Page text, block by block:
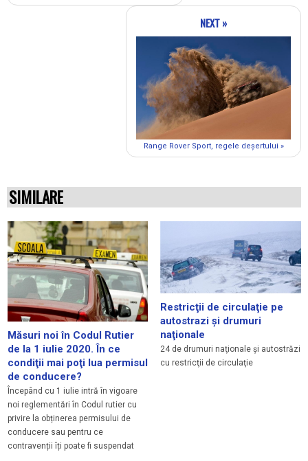
NEXT »
Range Rover Sport, regele deşertului »
SIMILARE
Măsuri noi în Codul Rutier
de la 1 iulie 2020. În ce
condiţii mai poţi lua permisul
de conducere?
Începând cu 1 iulie intră în vigoare
noi reglementări în Codul rutier cu
privire la obținerea permisului de
conducere sau pentru ce
contravenții îți poate fi suspendat
Restricţii de circulaţie pe
autostrazi şi drumuri
naţionale
24 de drumuri naţionale şi autostrăzi
cu restricţii de circulaţie